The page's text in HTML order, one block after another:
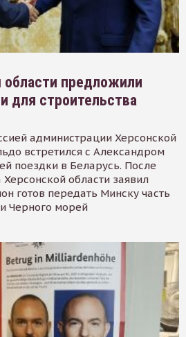
области предложили
для строительства
администрации Херсонской
встретился с Александром
поездки в Беларусь. После
Херсонской области заявил
готов передать Минску часть
Черного морей